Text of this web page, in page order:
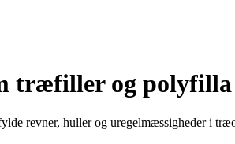
træfiller og polyfilla
revner, huller og uregelmæssigheder i